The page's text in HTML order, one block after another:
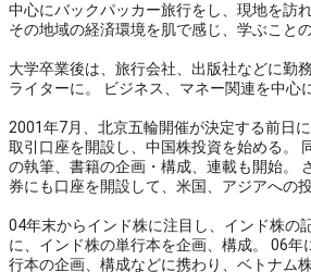
中心にバックパッカー旅行をし、現地を訪
その地域の経済環境を肌で感じ、学ぶこと
大学卒業後は、旅行会社、出版社などに勤
ライターに。 ビジネス、マネー関連を中心
2001年7月、北京五輪開催が決定する前日
取引口座を開設し、中国株投資を始める。
の執筆、書籍の企画・構成、連載も開始。
券にも口座を開設して、米国、アジアへの
04年末からインド株に注目し、インド株の
に、インド株の単行本を企画、構成。 06年
行本の企画、構成などに携わり、ベトナム